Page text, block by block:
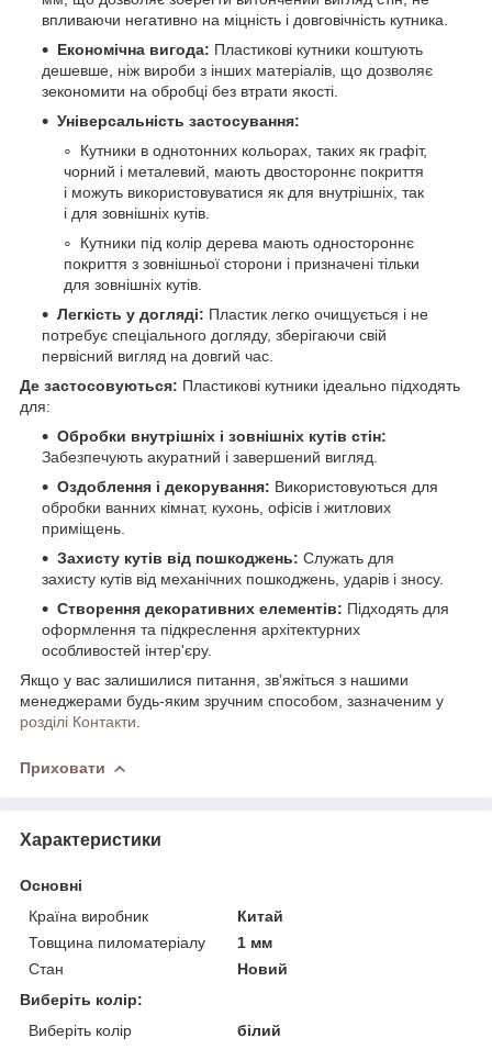
впливаючи негативно на міцність і довговічність кутника.
Економічна вигода: Пластикові кутники коштують
дешевше, ніж вироби з інших матеріалів, що дозволяє
зекономити на обробці без втрати якості.
Універсальність застосування:
Кутники в однотонних кольорах, таких як графіт,
чорний і металевий, мають двостороннє покриття
і можуть використовуватися як для внутрішніх, так
і для зовнішніх кутів.
Кутники під колір дерева мають одностороннє
покриття з зовнішньої сторони і призначені тільки
для зовнішніх кутів.
Легкість у догляді: Пластик легко очищується і не
потребує спеціального догляду, зберігаючи свій
первісний вигляд на довгий час.
Де застосовуються: Пластикові кутники ідеально підходять
для:
Обробки внутрішніх і зовнішніх кутів стін:
Забезпечують акуратний і завершений вигляд.
Оздоблення і декорування: Використовуються для
обробки ванних кімнат, кухонь, офісів і житлових
приміщень.
Захисту кутів від пошкоджень: Служать для
захисту кутів від механічних пошкоджень, ударів і зносу.
Створення декоративних елементів: Підходять для
оформлення та підкреслення архітектурних
особливостей інтер'єру.
Якщо у вас залишилися питання, зв’яжіться з нашими
менеджерами будь-яким зручним способом, зазначеним у
розділі Контакти
Приховати
Характеристики
Основні
Країна виробник
Китай
Товщина пиломатеріалу
1 мм
Стан
Новий
Виберіть колір:
Виберіть колір
білий